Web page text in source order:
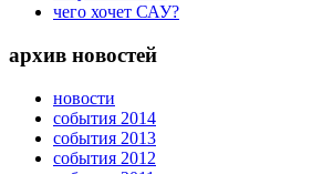
чего хочет САУ?
архив новостей
новости
события 2014
события 2013
события 2012